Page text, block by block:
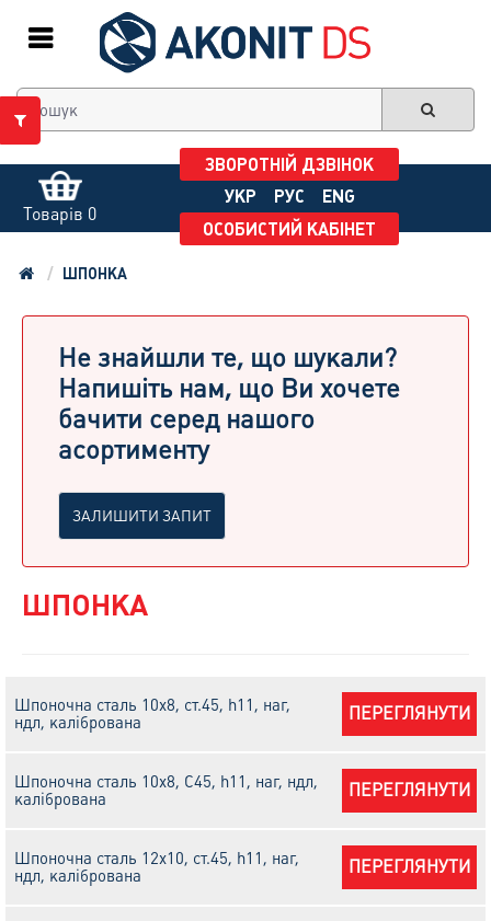
Товарів 0
ЗВОРОТНІЙ ДЗВІНОК
УКР
РУС
ENG
ОСОБИСТИЙ КАБІНЕТ
ШПОНКА
Не знайшли те, що шукали?
Напишіть нам, що Ви хочете
бачити серед нашого
асортименту
ЗАЛИШИТИ ЗАПИТ
ШПОНКА
Шпоночна сталь 10х8, cт.45, h11, наг,
ндл, калібрована
ПЕРЕГЛЯНУТИ
Шпоночна сталь 10х8, С45, h11, наг, ндл,
калібрована
ПЕРЕГЛЯНУТИ
Шпоночна сталь 12х10, cт.45, h11, наг,
ндл, калібрована
ПЕРЕГЛЯНУТИ